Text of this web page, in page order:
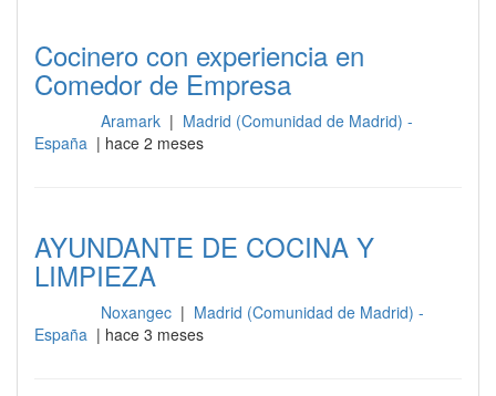
Cocinero con experiencia en
Comedor de Empresa
Aramark | Madrid (Comunidad de Madrid) -
España | hace 2 meses
AYUNDANTE DE COCINA Y
LIMPIEZA
Noxangec | Madrid (Comunidad de Madrid) -
España | hace 3 meses